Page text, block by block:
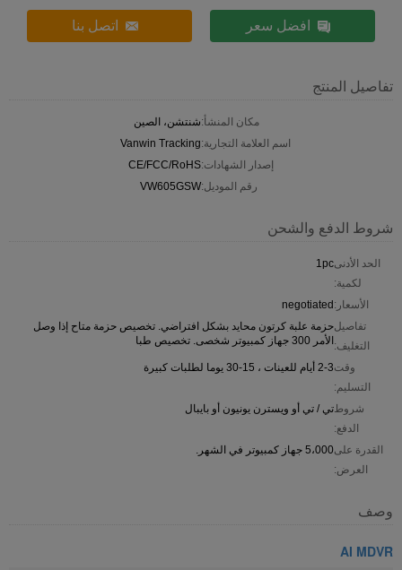
افضل سعر اتصل بنا
تفاصيل المنتج
مكان المنشأ:شنتشن، الصين
اسم العلامة التجارية:Vanwin Tracking
إصدار الشهادات:CE/FCC/RoHS
رقم الموديل:VW605GSW
شروط الدفع والشحن
الحد الأدنى
لكمية:
1pc
الأسعار:negotiated
تفاصيل
التغليف:
حزمة علبة كرتون محايد بشكل افتراضي. تخصيص حزمة متاح إذا وصل
الأمر 300 جهاز كمبيوتر شخصى. تخصيص طبا
وقت
التسليم:
2-3 أيام للعينات ، 15-30 يوما لطلبات كبيرة
شروط
الدفع:
تي / تي أو ويسترن يونيون أو بايبال
القدرة على
العرض:
5،000 جهاز كمبيوتر في الشهر.
وصف
AI MDVR